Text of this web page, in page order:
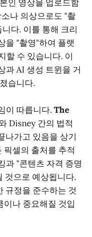
인 영상을 업로드함
나 의상으로도 "촬
다. 이를 통해 크리
을 "촬영"하여 플랫
할 수 있습니다. 이
과 AI 생성 트윈을 거
습니다.
이 따릅니다. The
Disney 간의 법적
나가고 있음을 상기
셀의 출처를 추적
과 "콘텐츠 자격 증명
으로 예상됩니다.
규정을 준수하는 것
나 중요해질 것입